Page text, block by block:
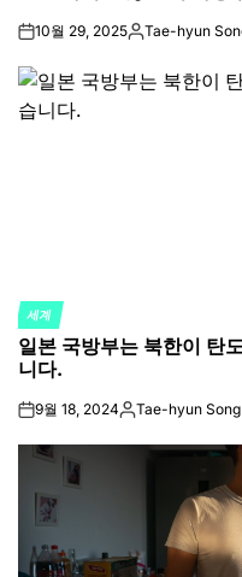
on10월 29, 2025Posted
Tae-hyun
POSTED
IN
세계
일본 국방부는 북한이 탄
니다.
on9월 18, 2024Posted
Tae-hyun Song